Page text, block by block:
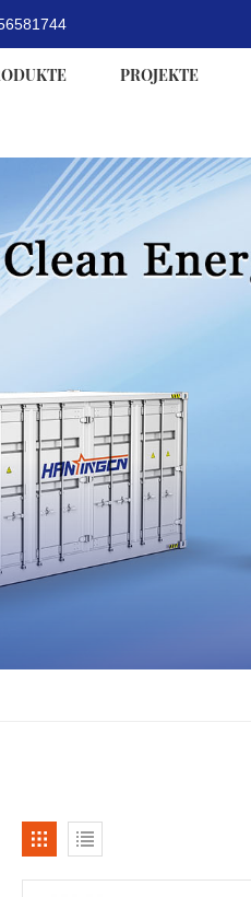
PROJEKTE